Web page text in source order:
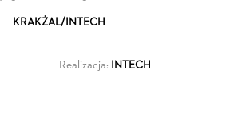
KRAKŻAL/INTECH
Realizacja: INTECH